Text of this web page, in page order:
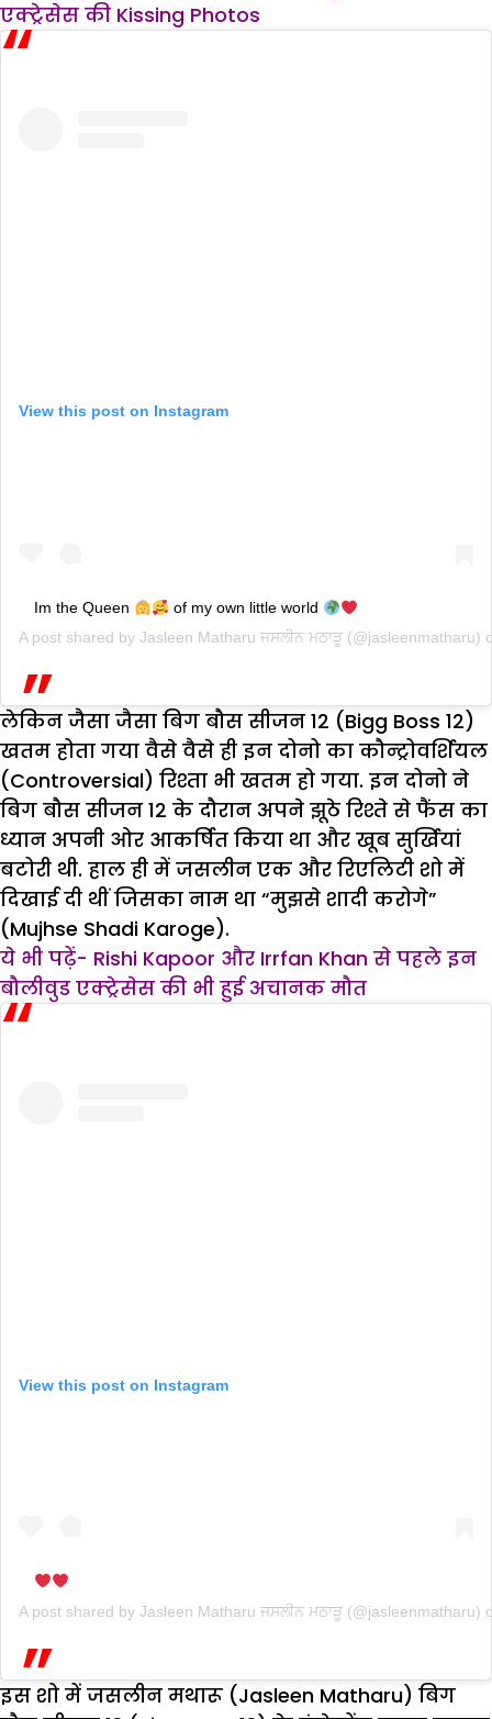
एक्ट्रेसेस की Kissing Photos
View this post on Instagram
Im the Queen
of my own little world
A post shared by Jasleen Matharu ਜਸਲੀਨ ਮਠਾੜੂ (@jasleenmatharu)
लेकिन जैसा जैसा बिग बौस सीजन 12 (Bigg Boss 12)
खतम होता गया वैसे वैसे ही इन दोनो का कौन्ट्रोवर्शियल
(Controversial) रिश्ता भी खतम हो गया. इन दोनो ने
बिग बौस सीजन 12 के दौरान अपने झूठे रिश्ते से फैंस का
ध्यान अपनी ओर आकर्षित किया था और खूब सुर्खियां
बटोरी थी. हाल ही में जसलीन एक और रिएलिटी शो में
दिखाई दी थीं जिसका नाम था “मुझसे शादी करोगे”
(Mujhse Shadi Karoge).
ये भी पढ़ें- Rishi Kapoor और Irrfan Khan से पहले इन
बौलीवुड एक्ट्रेसेस की भी हुई अचानक मौत
View this post on Instagram
A post shared by Jasleen Matharu ਜਸਲੀਨ ਮਠਾੜੂ (@jasleenmatharu)
इस शो में जसलीन मथारू (Jasleen Matharu) बिग